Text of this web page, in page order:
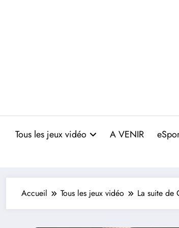
Tous les jeux vidéo A VENIR
Accueil Tous les jeux vidéo La suite de